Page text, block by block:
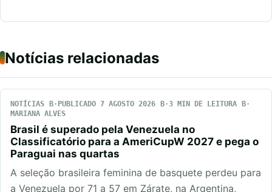
Notícias relacionadas
NOTÍCIAS PUBLICADO 7 AGOSTO 2026
3 MIN DE LEITURA
MARIANA ALVES
Brasil é superado pela Venezuela no
Classificatório para a AmeriCupW 2027 e pega o
Paraguai nas quartas
A seleção brasileira feminina de basquete perdeu para
a Venezuela por 71 a 57 em Zárate, na Argentina,